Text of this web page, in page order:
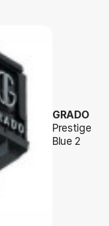
GRADO
Prestige
Blue 2